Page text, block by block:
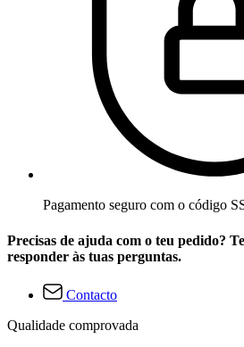
Pagamento seguro com o código
Precisas de ajuda com o teu pedido?
responder às tuas perguntas.
Contacto
Qualidade comprovada